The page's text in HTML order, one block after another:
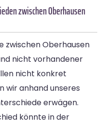
zwischen Oberhausen
zwischen Oberhausen
nicht vorhandener
nicht konkret
wir anhand unseres
erwägen.
könnte in der